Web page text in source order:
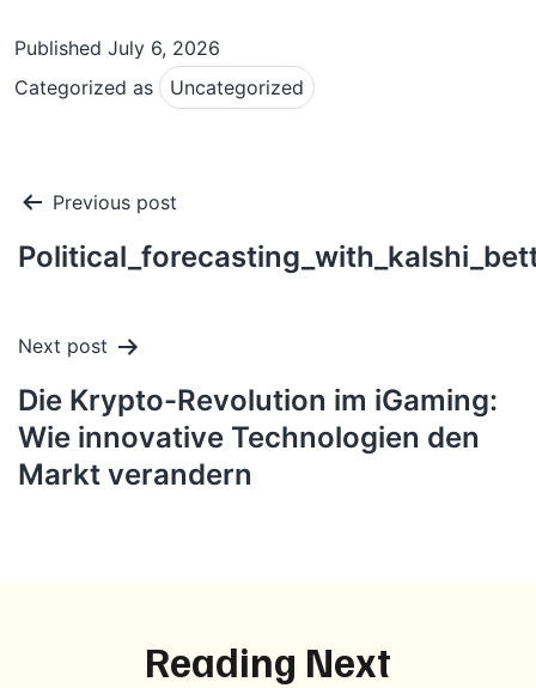
Published July 6, 2026
Categorized as
Uncategorized
Post
navigation
Previous post
Next post
Die Krypto-Revolution im iGaming:
Wie innovative Technologien den
Markt verandern
Reading Next